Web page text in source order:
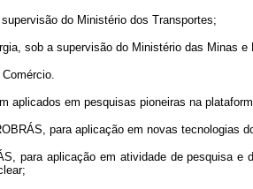
do Ministério dos Transportes;
sob a supervisão do Ministério das Minas e
em pesquisas pioneiras na
para aplicação em novas tecnologias
para aplicação em atividade de pesquisa e